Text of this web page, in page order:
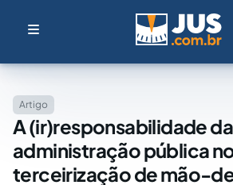
Artigo
A (ir)responsabilidade da
administração pública
terceirização de mão-